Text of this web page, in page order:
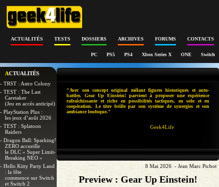
ACTUALITÉS TESTS DOSSIERS ARCHIVES FORUMS CONTACTS
PC PS5 PS4 Xbox Series X ONE Switch
ACTUALITÉS
- TRST : Astro Colony
- TEST : The Last
Caretaker
(Jeu en accès anticipé)
- PlayStation Plus :
les jeux d’août 2026
- TEST : Splatoon
Raiders
- Dragon Ball: Sparking!
ZERO accueille
le DLC « Super Limit-
Breaking NEO »
- Hello Kitty Party Land
: la fête
commence sur Switch
et Switch 2
"Avec son concept original mêlant figures historiques et auto-
battler, Gear Up Einstein! parvient à proposer une expérience
rafraîchissante et riche en possibilités tactiques, en solo et en
coopération. Le titre brille par son système de synergies et son
ambiance loufoque."
Geek4Life
8 Mai 2026 - Jean Marc Pichot
Preview : Gear Up Einstein!